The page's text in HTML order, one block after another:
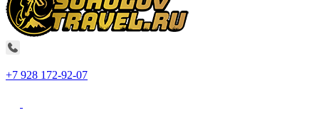
+7 928 172-92-07